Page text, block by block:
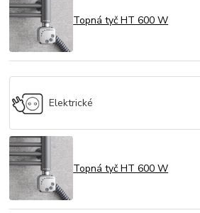
Topná tyč HT 600 W
Elektrické
Topná tyč HT 600 W